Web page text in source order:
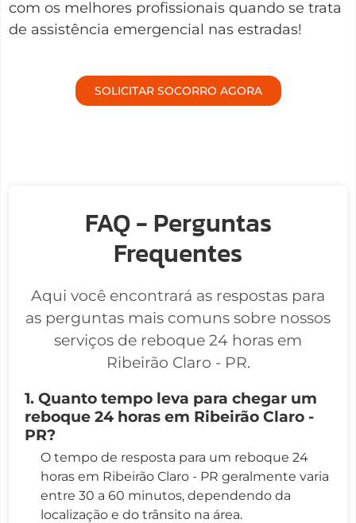
com os melhores profissionais quando se trata
de assistência emergencial nas estradas!
SOLICITAR SOCORRO AGORA
FAQ - Perguntas
Frequentes
Aqui você encontrará as respostas para
as perguntas mais comuns sobre nossos
serviços de reboque 24 horas em
Ribeirão Claro - PR.
1. Quanto tempo leva para chegar um
reboque 24 horas em Ribeirão Claro -
PR?
O tempo de resposta para um reboque 24
horas em Ribeirão Claro - PR geralmente varia
entre 30 a 60 minutos, dependendo da
localização e do trânsito na área.